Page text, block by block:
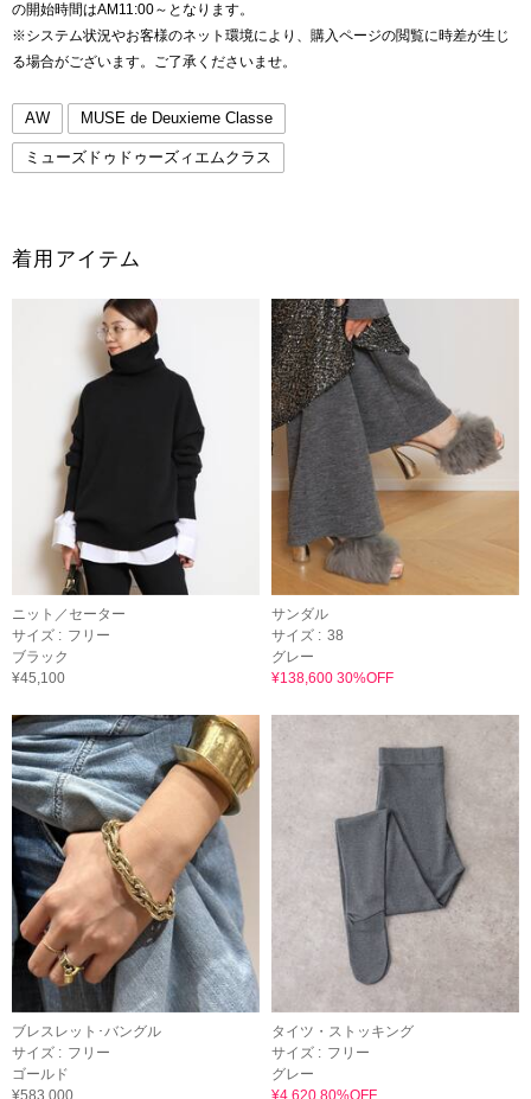
の開始時間はAM11:00～となります。
※システム状況やお客様のネット環境により、購入ページの閲覧に時差が生じ
る場合がございます。ご了承くださいませ。
AW MUSE de Deuxieme Classe
ミューズドゥドゥーズィエムクラス
着用アイテム
ニット／セーター
サイズ : フリー
ブラック
¥45,100
サンダル
サイズ : 38
グレー
¥138,600 30%OFF
ブレスレット･バングル
サイズ : フリー
ゴールド
¥583,000
タイツ・ストッキング
サイズ : フリー
グレー
¥4,620 80%OFF